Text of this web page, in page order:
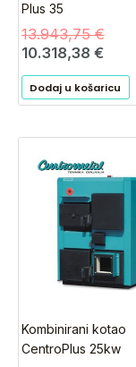
Plus 35
13.943,75€
10.318,38 €
Dodaj u košaricu
Kombinirani kotao
CentroPlus 25kw
cijena
bila